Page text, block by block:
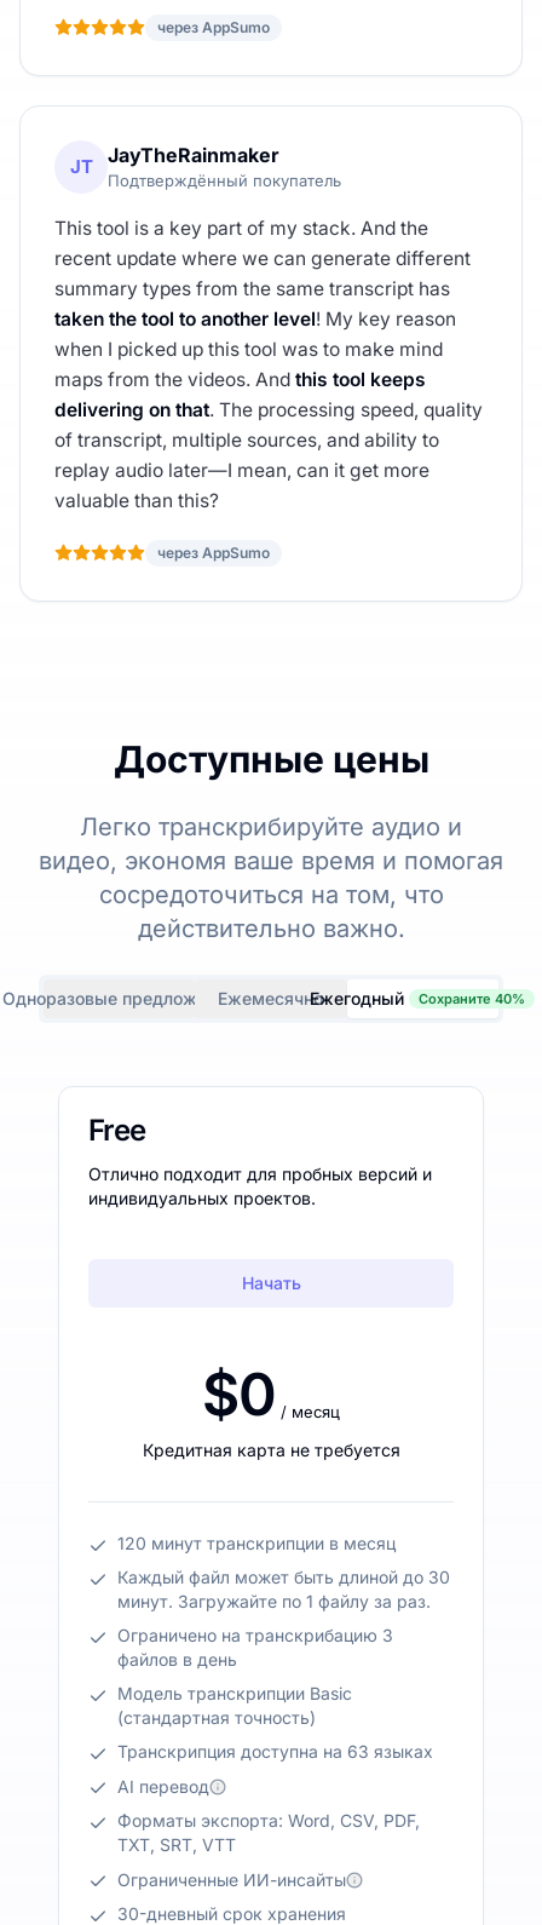
через AppSumo
JT JayTheRainmaker
Подтверждённый покупатель
This tool is a key part of my stack. And the
recent update where we can generate different
summary types from the same transcript has
taken the tool to another level! My key reason
when I picked up this tool was to make mind
maps from the videos. And this tool keeps
delivering on that. The processing speed, quality
of transcript, multiple sources, and ability to
replay audio later—I mean, can it get more
valuable than this?
через AppSumo
Доступные цены
Легко транскрибируйте аудио и
видео, экономя ваше время и помогая
сосредоточиться на том, что
действительно важно.
Одноразовые предложенияЕжемесячноЕжегодный Сохраните 40%
Free
Отлично подходит для пробных версий и
индивидуальных проектов.
Начать
$0 / месяц
Кредитная карта не требуется
120 минут транскрипции в месяц
Каждый файл может быть длиной до 30
минут. Загружайте по 1 файлу за раз.
Ограничено на транскрибацию 3
файлов в день
Модель транскрипции Basic
(стандартная точность)
Транскрипция доступна на 63 языках
AI перевод
Форматы экспорта: Word, CSV, PDF,
TXT, SRT, VTT
Ограниченные ИИ-инсайты
30-дневный срок хранения